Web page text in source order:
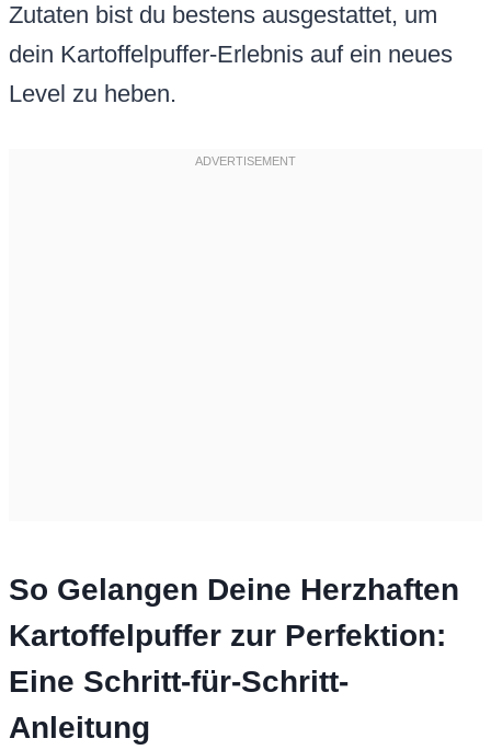
Zutaten bist du bestens ausgestattet, um
dein Kartoffelpuffer-Erlebnis auf ein neues
Level zu heben.
So Gelangen Deine Herzhaften
Kartoffelpuffer zur Perfektion:
Eine Schritt-für-Schritt-
Anleitung